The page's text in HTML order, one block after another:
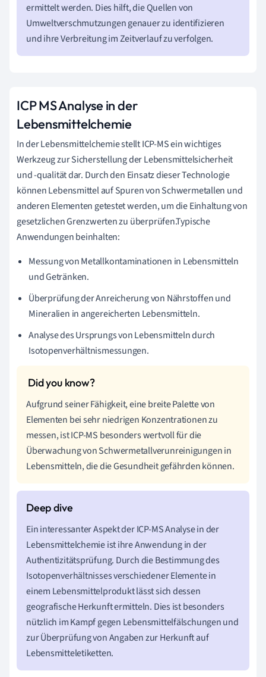
ermittelt werden. Dies hilft, die Quellen von
Umweltverschmutzungen genauer zu identifizieren
und ihre Verbreitung im Zeitverlauf zu verfolgen.
ICP MS Analyse in der
Lebensmittelchemie
In der Lebensmittelchemie stellt ICP-MS ein wichtiges
Werkzeug zur Sicherstellung der Lebensmittelsicherheit
und -qualität dar. Durch den Einsatz dieser Technologie
können Lebensmittel auf Spuren von Schwermetallen und
anderen Elementen getestet werden, um die Einhaltung von
gesetzlichen Grenzwerten zu überprüfen.Typische
Anwendungen beinhalten:
Messung von Metallkontaminationen in Lebensmitteln
und Getränken.
Überprüfung der Anreicherung von Nährstoffen und
Mineralien in angereicherten Lebensmitteln.
Analyse des Ursprungs von Lebensmitteln durch
Isotopenverhältnismessungen.
Aufgrund seiner Fähigkeit, eine breite Palette von
Elementen bei sehr niedrigen Konzentrationen zu
messen, ist ICP-MS besonders wertvoll für die
Überwachung von Schwermetallverunreinigungen in
Lebensmitteln, die die Gesundheit gefährden können.
Ein interessanter Aspekt der ICP-MS Analyse in der
Lebensmittelchemie ist ihre Anwendung in der
Authentizitätsprüfung. Durch die Bestimmung des
Isotopenverhältnisses verschiedener Elemente in
einem Lebensmittelprodukt lässt sich dessen
geografische Herkunft ermitteln. Dies ist besonders
nützlich im Kampf gegen Lebensmittelfälschungen und
zur Überprüfung von Angaben zur Herkunft auf
Lebensmitteletiketten.